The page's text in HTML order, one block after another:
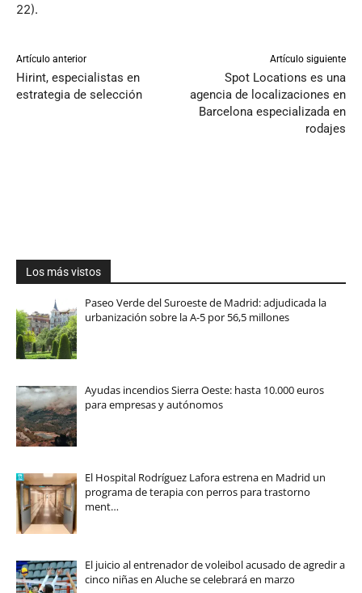
22).
Artículo anterior
Hirint, especialistas en
estrategia de selección
Artículo siguiente
Spot Locations es una
agencia de localizaciones en
Barcelona especializada en
rodajes
Los más vistos
Paseo Verde del Suroeste de Madrid: adjudicada la
urbanización sobre la A-5 por 56,5 millones
Ayudas incendios Sierra Oeste: hasta 10.000 euros
para empresas y autónomos
El Hospital Rodríguez Lafora estrena en Madrid un
programa de terapia con perros para trastorno
ment…
El juicio al entrenador de voleibol acusado de agredir a
cinco niñas en Aluche se celebrará en marzo